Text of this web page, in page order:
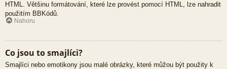
HTML. Většinu formátování, které lze provést pomocí HTML, lze nahradit
použitím BBKódů.
Nahoru
Co jsou to smajlíci?
Smajlíci nebo emotikony jsou malé obrázky, které můžou být použity k